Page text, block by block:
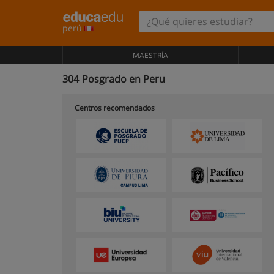
perú
MAESTRÍA
304 Posgrado en Peru
Centros recomendados